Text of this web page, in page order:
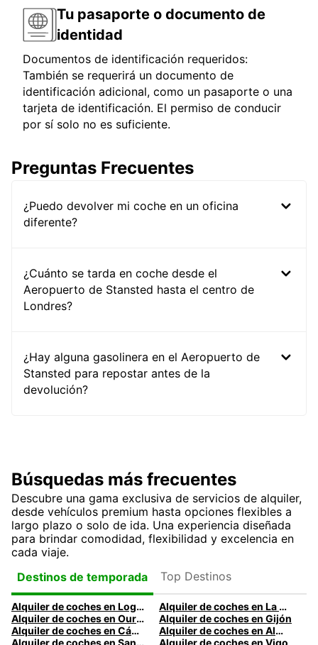
Tu pasaporte o documento de
identidad
Documentos de identificación requeridos:
También se requerirá un documento de
identificación adicional, como un pasaporte o una
tarjeta de identificación. El permiso de conducir
por sí solo no es suficiente.
Preguntas Frecuentes
¿Puedo devolver mi coche en un oficina
diferente?
¿Cuánto se tarda en coche desde el
Aeropuerto de Stansted hasta el centro de
Londres?
¿Hay alguna gasolinera en el Aeropuerto de
Stansted para repostar antes de la
devolución?
Búsquedas más frecuentes
Descubre una gama exclusiva de servicios de alquiler,
desde vehículos premium hasta opciones flexibles a
largo plazo o solo de ida. Una experiencia diseñada
para brindar comodidad, flexibilidad y excelencia en
cada viaje.
Destinos de temporada
Top Destinos
Alquiler de coches en Logroño
Alquiler de coches en La Coruña
Alquiler de coches en Ourense
Alquiler de coches en Gijón
Alquiler de coches en Cádiz
Alquiler de coches en Almería